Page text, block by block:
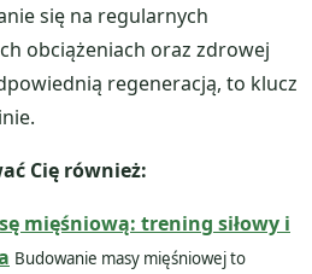
się na regularnych
obciążeniach oraz zdrowej
regeneracją, to klucz
Cię również:
mięśniową: trening siłowy i
Budowanie masy mięśniowej to